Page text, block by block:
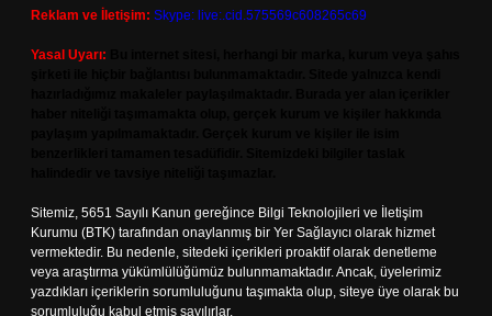
Reklam ve İletişim: Skype: live:.cid.575569c608265c69
Yasal Uyarı:
Sitemiz, 5651 Sayılı Kanun gereğince Bilgi Teknolojileri ve İletişim
Kurumu (BTK) tarafından onaylanmış bir Yer Sağlayıcı olarak hizmet
vermektedir. Bu nedenle, sitedeki içerikleri proaktif olarak denetleme
veya araştırma yükümlülüğümüz bulunmamaktadır. Ancak, üyelerimiz
yazdıkları içeriklerin sorumluluğunu taşımakta olup, siteye üye olarak bu
sorumluluğu kabul etmiş sayılırlar.